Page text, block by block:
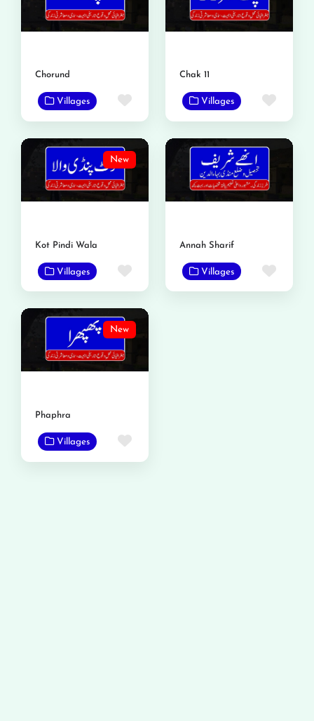
Chorund
Villages Favorite
Chak 11
Villages
New
Kot Pindi Wala
Villages Favorite
Annah Sharif
Villages
New
Phaphra
Villages Favorite